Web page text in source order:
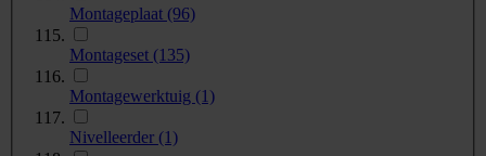
Montageplaat (96)
Montageset (135)
Montagewerktuig (1)
Nivelleerder (1)